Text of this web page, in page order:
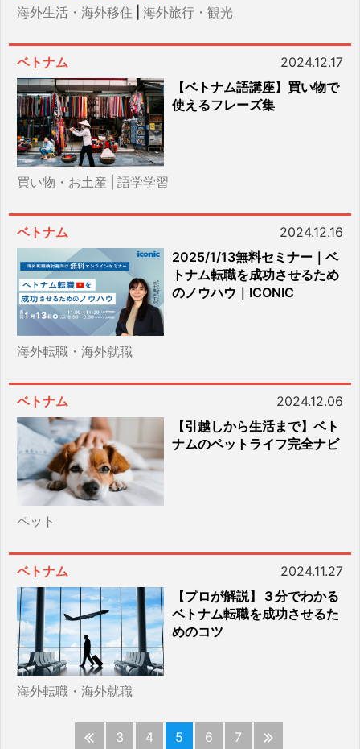
海外生活・海外移住 海外旅行・観光
ベトナム
2024.12.17
【ベトナム語講座】買い物で
使えるフレーズ集
買い物・お土産 語学学習
ベトナム
2024.12.16
2025/1/13無料セミナー｜ベ
トナム転職を成功させるため
のノウハウ｜ICONIC
海外転職・海外就職
ベトナム
2024.12.06
【引越しから生活まで】ベト
ナムのペットライフ完全ナビ
ペット
ベトナム
2024.11.27
【プロが解説】３分でわかる
ベトナム転職を成功させるた
めのコツ
海外転職・海外就職
3 4 5 6 7